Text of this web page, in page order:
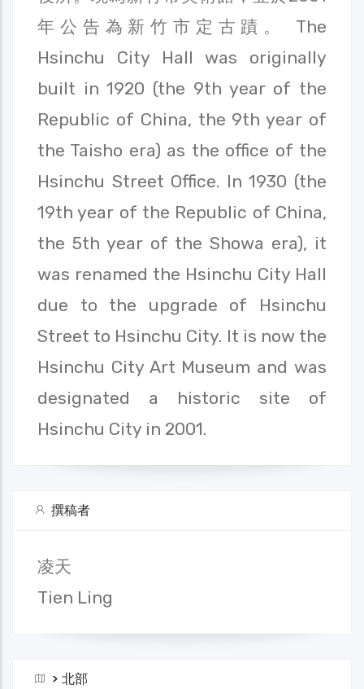
年公告為新竹市定古蹟。 The
Hsinchu City Hall was originally
built in 1920 (the 9th year of the
Republic of China, the 9th year of
the Taisho era) as the office of the
Hsinchu Street Office. In 1930 (the
19th year of the Republic of China,
the 5th year of the Showa era), it
was renamed the Hsinchu City Hall
due to the upgrade of Hsinchu
Street to Hsinchu City. It is now the
Hsinchu City Art Museum and was
designated a historic site of
Hsinchu City in 2001.
撰稿者
凌天
Tien Ling
> 北部